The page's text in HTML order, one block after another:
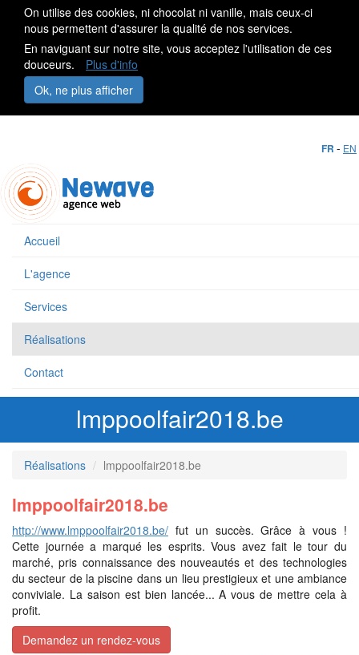
On utilise des cookies, ni chocolat ni vanille, mais ceux-ci
nous permettent d'assurer la qualité de nos services.
En naviguant sur notre site, vous acceptez l'utilisation de ces
douceurs.
Plus d'info
Ok, ne plus afficher
FR - EN
Accueil
L'agence
Services
Réalisations
Contact
lmppoolfair2018.be
Réalisations lmppoolfair2018.be
lmppoolfair2018.be
http://www.lmppoolfair2018.be/ fut un succès. Grâce à vous !
Cette journée a marqué les esprits. Vous avez fait le tour du
marché, pris connaissance des nouveautés et des technologies
du secteur de la piscine dans un lieu prestigieux et une ambiance
conviviale. La saison est bien lancée... A vous de mettre cela à
profit.
Demandez un rendez-vous